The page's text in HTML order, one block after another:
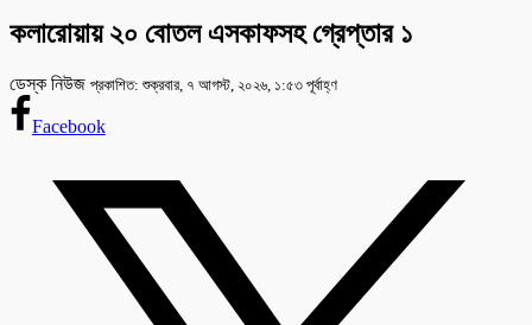
কলারোয়ায় ২০ বোতল এসকাফসহ গ্রেপ্তার ১
ডেস্ক নিউজ প্রকাশিত: শুক্রবার, ৭ আগস্ট, ২০২৬, ১:৫৩ পূর্বাহ্ণ
Facebook